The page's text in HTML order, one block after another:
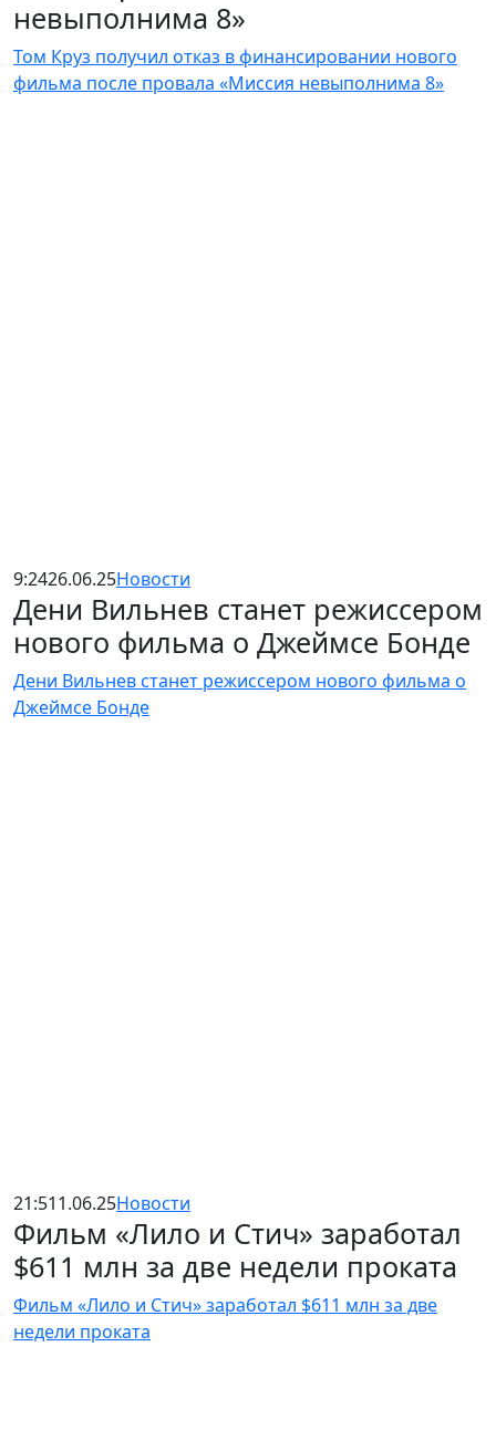
невыполнима 8»
Том Круз получил отказ в финансировании нового
фильма после провала «Миссия невыполнима 8»
9:2426.06.25Новости
Дени Вильнев станет режиссером
нового фильма о Джеймсе Бонде
Дени Вильнев станет режиссером нового фильма о
Джеймсе Бонде
21:511.06.25Новости
Фильм «Лило и Стич» заработал
$611 млн за две недели проката
Фильм «Лило и Стич» заработал $611 млн за две
недели проката